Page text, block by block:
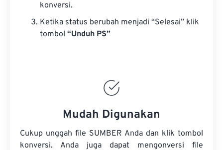
konversi.
Ketika status berubah menjadi “Selesai” klik
tombol “Unduh PS”
Mudah Digunakan
Cukup unggah file SUMBER Anda dan klik tombol
konversi. Anda juga dapat mengonversi file